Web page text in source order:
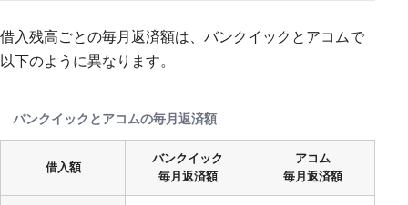
借入残高ごとの毎月返済額は、バンクイックとアコムで
以下のように異なります。
バンクイックとアコムの毎月返済額
借入額
バンクイック
毎月返済額
アコム
毎月返済額